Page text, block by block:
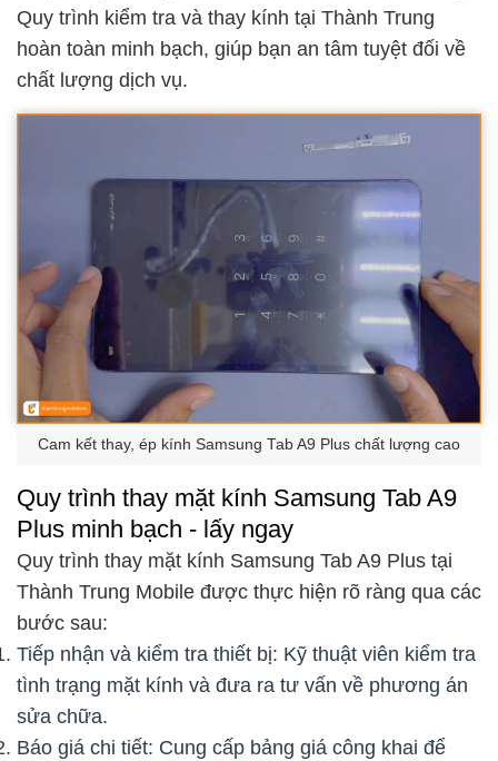
Quy trình kiểm tra và thay kính tại Thành Trung
hoàn toàn minh bạch, giúp bạn an tâm tuyệt đối về
chất lượng dịch vụ.
Cam kết thay, ép kính Samsung Tab A9 Plus chất lượng cao
Quy trình thay mặt kính Samsung Tab A9
Plus minh bạch - lấy ngay
Quy trình thay mặt kính Samsung Tab A9 Plus tại
Thành Trung Mobile được thực hiện rõ ràng qua các
bước sau:
Tiếp nhận và kiểm tra thiết bị: Kỹ thuật viên kiểm tra
tình trạng mặt kính và đưa ra tư vấn về phương án
sửa chữa.
Báo giá chi tiết: Cung cấp bảng giá công khai để